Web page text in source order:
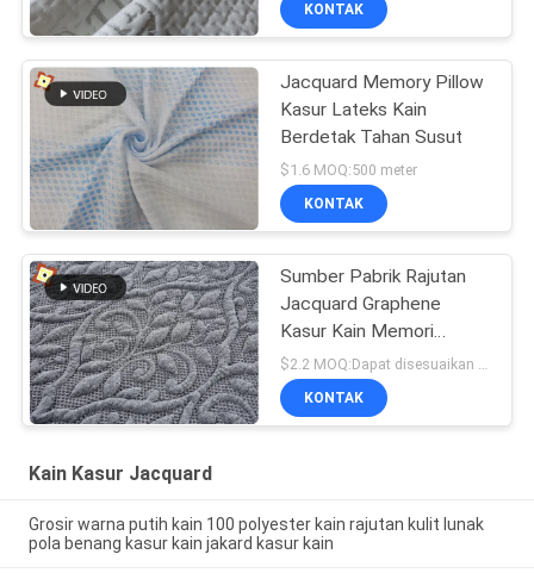
KONTAK
Jacquard Memory Pillow
Kasur Lateks Kain
Berdetak Tahan Susut
$1.6 MOQ:500 meter
KONTAK
Sumber Pabrik Rajutan
Jacquard Graphene
Kasur Kain Memori
Lateks Bantal Kain
KONTAK
Kain Kasur Jacquard
Grosir warna putih kain 100 polyester kain rajutan kulit lunak
pola benang kasur kain jakard kasur kain